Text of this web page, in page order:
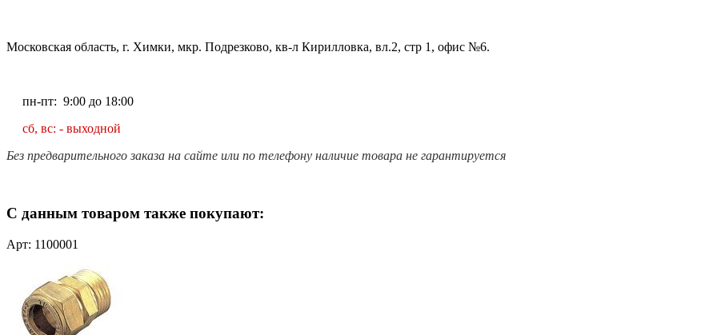
Московская область, г. Химки, мкр. Подрезково, кв-л Кирилловка, вл.2, стр 1, офис №6.
пн-пт: 9:00 до 18:00
сб, вс: - выходной
Без предварительного заказа на сайте или по телефону наличие товара не гарантируется
С данным товаром также покупают:
Арт: 1100001